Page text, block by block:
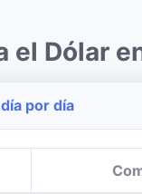
el Dólar
por día